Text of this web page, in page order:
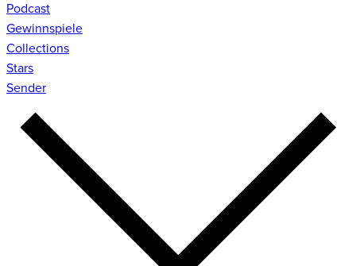
Podcast
Gewinnspiele
Collections
Stars
Sender